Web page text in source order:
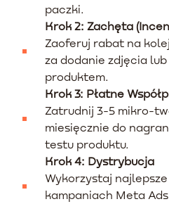
paczki.
Krok 2: Zachęta
Zaoferuj rabat na
za dodanie zdjęcia
produktem.
Krok 3: Płatne
Zatrudnij 3-5 mikro-
miesięcznie do
testu produktu.
Krok 4: Dystrybucja
Wykorzystaj
kampaniach Meta